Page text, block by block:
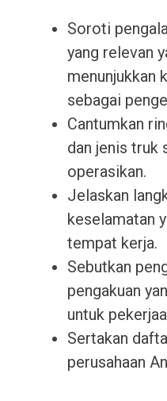
Soroti
yang relevan
menunjukkan
sebagai
Cantumkan
dan jenis truk
operasikan.
Jelaskan
keselamatan
tempat kerja.
Sebutkan
pengakuan
untuk
Sertakan
perusahaan